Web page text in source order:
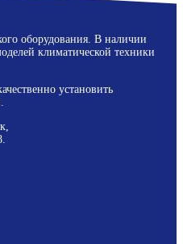
оборудования. В наличии
климатической техники
установить